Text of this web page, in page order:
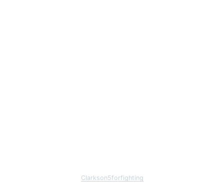
Clarkson5forfighting